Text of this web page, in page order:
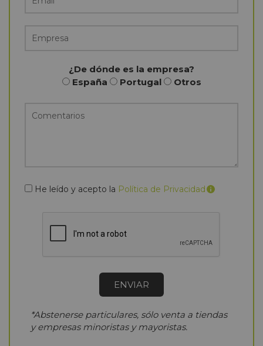
¿De dónde es la empresa?
España
Portugal Otros
He leído y acepto la Política de Privacidad
*Abstenerse particulares, sólo venta a tiendas
y empresas minoristas y mayoristas.